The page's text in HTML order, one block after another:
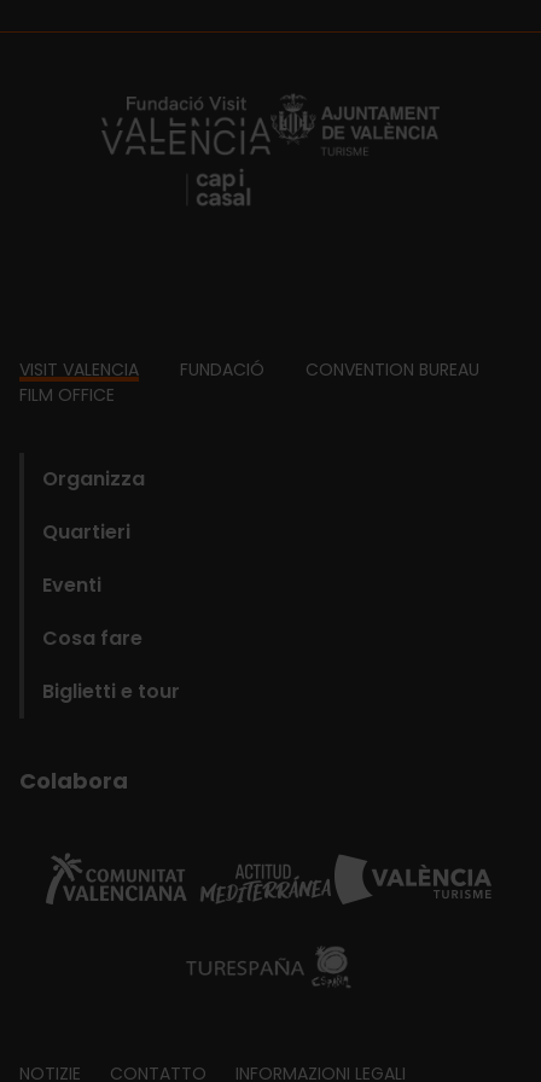
https://fundacion.visitvalencia.com/
Footer
VISIT VALENCIA FUNDACIÓ
CONVENTION BUREAU
FILM OFFICE
Organizza
Quartieri
Eventi
Cosa fare
Biglietti e tour
Colabora
NOTIZIE CONTATTO INFORMAZIONI LEGALI